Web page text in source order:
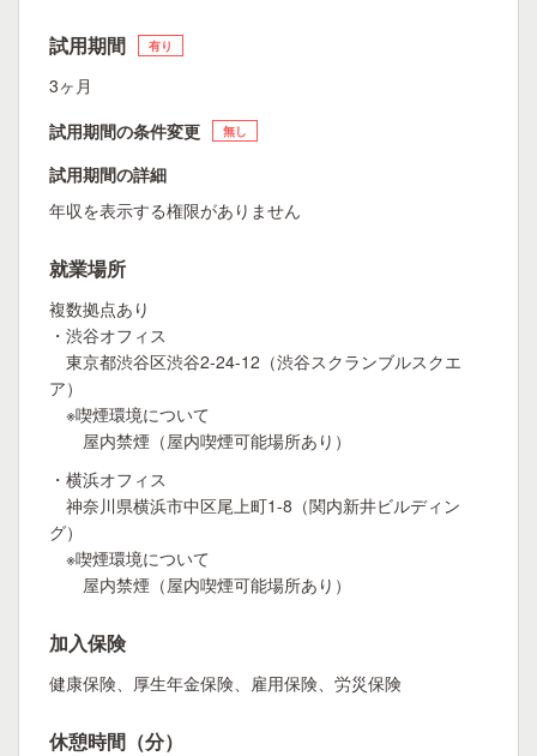
試用期間 有り
3ヶ月
試用期間の条件変更
無し
試用期間の詳細
年収を表示する権限がありません
就業場所
複数拠点あり
・渋谷オフィス
東京都渋谷区渋谷2-24-12（渋谷スクランブルスクエ
ア）
※喫煙環境について
屋内禁煙（屋内喫煙可能場所あり）
・横浜オフィス
神奈川県横浜市中区尾上町1-8（関内新井ビルディン
グ）
※喫煙環境について
屋内禁煙（屋内喫煙可能場所あり）
加入保険
健康保険、厚生年金保険、雇用保険、労災保険
休憩時間（分）